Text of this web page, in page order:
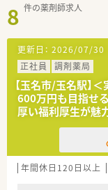
8 件の薬剤師求人
更新日： 2026/07/30
正社員
調剤薬局
【玉名市/玉名駅】
600万円も目指せ
厚い福利厚生が魅
年間休日120日以上